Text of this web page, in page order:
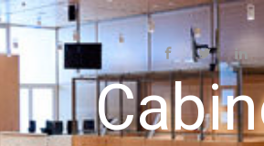
Skip to main content